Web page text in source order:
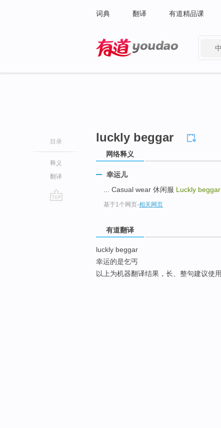
词典 翻译 有道精品课
目录
释义
翻译
luckly beggar
网络释义
幸运儿
... Casual wear 休闲服 Luckly beggar
基于1个网页-相关网页
有道翻译
luckly beggar
幸运的是乞丐
以上为机器翻译结果，长、整句建议使用